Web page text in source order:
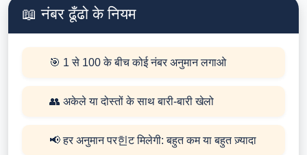
📖 नंबर ढूँढो के नियम
🎯 1 से 100 के बीच कोई नंबर अनुमान लगाओ
👥 अकेले या दोस्तों के साथ बारी-बारी खेलो
📢 हर अनुमान पर힌ट मिलेगी: बहुत कम या बहुत ज़्यादा